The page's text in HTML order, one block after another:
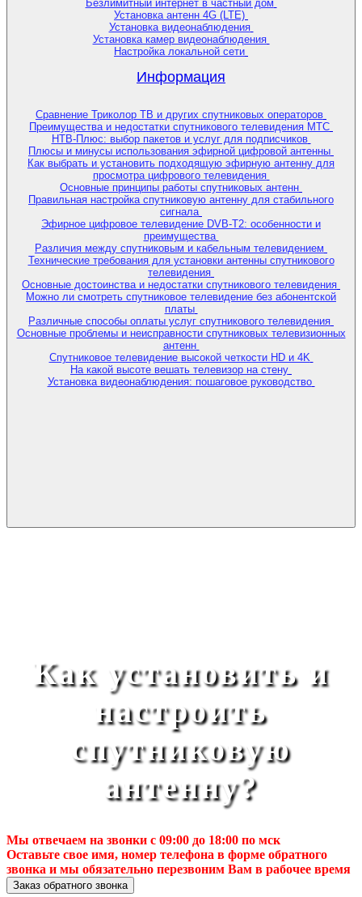
Безлимитный интернет в частный дом
Установка антенн 4G (LTE)
Установка видеонаблюдения
Установка камер видеонаблюдения
Настройка локальной сети
Информация
Сравнение Триколор ТВ и других спутниковых операторов
Преимущества и недостатки спутникового телевидения МТС
НТВ-Плюс: выбор пакетов и услуг для подписчиков
Плюсы и минусы использования эфирной цифровой антенны
Как выбрать и установить подходящую эфирную антенну для
просмотра цифрового телевидения
Основные принципы работы спутниковых антенн
Правильная настройка спутниковую антенну для стабильного
сигнала
Эфирное цифровое телевидение DVB-T2: особенности и
преимущества
Различия между спутниковым и кабельным телевидением
Технические требования для установки антенны спутникового
телевидения
Основные достоинства и недостатки спутникового телевидения
Можно ли смотреть спутниковое телевидение без абонентской
платы
Различные способы оплаты услуг спутникового телевидения
Основные проблемы и неисправности спутниковых телевизионных
антенн
Спутниковое телевидение высокой четкости HD и 4K
На какой высоте вешать телевизор на стену
Установка видеонаблюдения: пошаговое руководство
Как установить и
настроить
спутниковую
антенну?
Мы отвечаем на звонки с 09:00 до 18:00 по мск
Оставьте свое имя, номер телефона в форме обратного
звонка и мы обязательно перезвоним Вам в рабочее время
Заказ обратного звонка